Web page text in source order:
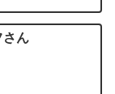
さん